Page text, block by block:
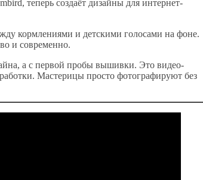
теперь создаёт дизайны для интернет-
кормлениями и детскими голосами на фоне.
и современно.
а с первой пробы вышивки. Это видео-
Мастерицы просто фотографируют без